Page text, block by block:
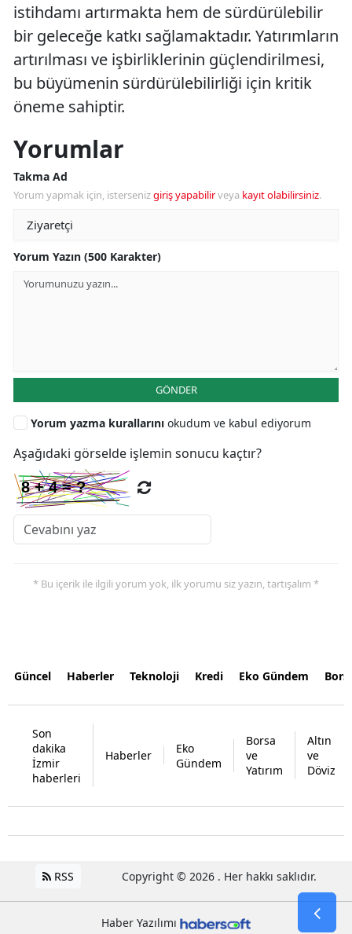
istihdamı artırmakta hem de sürdürülebilir
bir geleceğe katkı sağlamaktadır. Yatırımların
artırılması ve işbirliklerinin güçlendirilmesi,
bu büyümenin sürdürülebilirliği için kritik
öneme sahiptir.
Yorumlar
Takma Ad
Yorum yapmak için, istersenizgiriş yapabilirveya kayıt olabilirsiniz.
Yorum Yazın (500 Karakter)
GÖNDER
Yorum yazma kurallarını okudum ve kabul ediyorum
Aşağıdaki görselde işlemin sonucu kaçtır?
* Bu içerik ile ilgili yorum yok, ilk yorumu siz yazın, tartışalım *
Güncel Haberler Teknoloji Kredi Eko Gündem
Son
dakika
İzmir
haberleri
Haberler
Eko
Gündem
Borsa
ve
Yatırım
Altın
ve
Döviz
RSS Copyright © 2026 . Her hakkı saklıdır.
Haber Yazılımı